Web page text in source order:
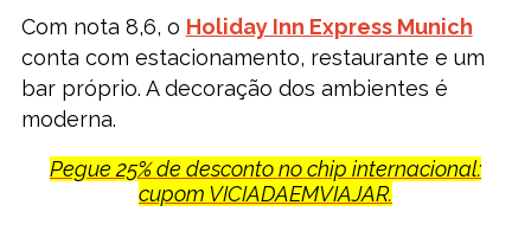
Com nota 8,6, o Holiday Inn Express Munich
conta com estacionamento, restaurante e um
bar próprio. A decoração dos ambientes é
moderna.
Pegue 25% de desconto no chip internacional:
cupom VICIADAEMVIAJAR.